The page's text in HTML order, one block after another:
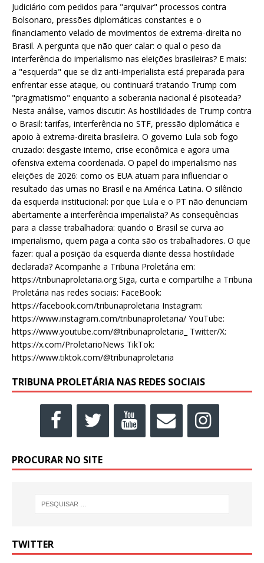
Judiciário com pedidos para "arquivar" processos contra
Bolsonaro, pressões diplomáticas constantes e o
financiamento velado de movimentos de extrema-direita no
Brasil. A pergunta que não quer calar: o qual o peso da
interferência do imperialismo nas eleições brasileiras? E mais:
a "esquerda" que se diz anti-imperialista está preparada para
enfrentar esse ataque, ou continuará tratando Trump com
"pragmatismo" enquanto a soberania nacional é pisoteada?
Nesta análise, vamos discutir: As hostilidades de Trump contra
o Brasil: tarifas, interferência no STF, pressão diplomática e
apoio à extrema-direita brasileira. O governo Lula sob fogo
cruzado: desgaste interno, crise econômica e agora uma
ofensiva externa coordenada. O papel do imperialismo nas
eleições de 2026: como os EUA atuam para influenciar o
resultado das urnas no Brasil e na América Latina. O silêncio
da esquerda institucional: por que Lula e o PT não denunciam
abertamente a interferência imperialista? As consequências
para a classe trabalhadora: quando o Brasil se curva ao
imperialismo, quem paga a conta são os trabalhadores. O que
fazer: qual a posição da esquerda diante dessa hostilidade
declarada? Acompanhe a Tribuna Proletária em:
https://tribunaproletaria.org Siga, curta e compartilhe a Tribuna
Proletária nas redes sociais: FaceBook:
https://facebook.com/tribunaproletaria Instagram:
https://www.instagram.com/tribunaproletaria/ YouTube:
https://www.youtube.com/@tribunaproletaria_ Twitter/X:
https://x.com/ProletarioNews TikTok:
https://www.tiktok.com/@tribunaproletaria
TRIBUNA PROLETÁRIA NAS REDES SOCIAIS
PROCURAR NO SITE
TWITTER